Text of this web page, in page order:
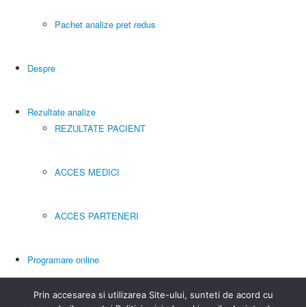
Pachet analize pret redus
Despre
Rezultate analize
REZULTATE PACIENT
ACCES MEDICI
ACCES PARTENERI
Programare online
Contact
Prin accesarea si utilizarea Site-ului, sunteti de acord cu